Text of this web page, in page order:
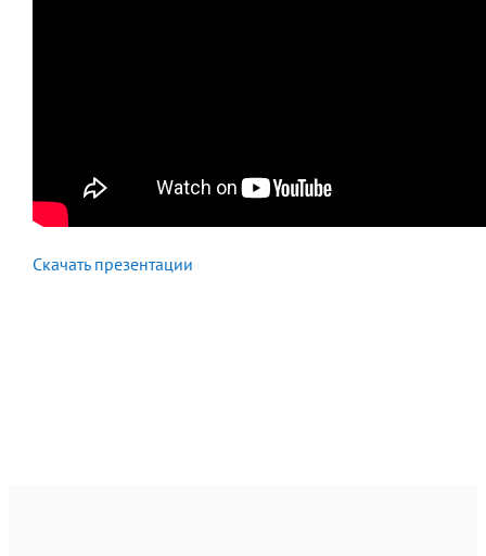
Скачать презентации